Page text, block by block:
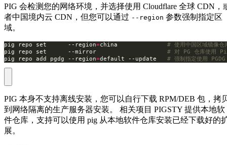
PIG 会检测您的网络环境，并选择使用 Cloudflare 全球 CDN，
者中国境内云 CDN，但您可以通过 --region 参数强制指定区
域。
pig repo set      --region=china # 使用中国区域镜像仓
pig repo set      --mirror # 对 PG 仓库使用
pig repo add pgdg --region=default --update # 强制指定使用
PIG 本身不支持离线安装，您可以自行下载 RPM/DEB 包，拷
到网络隔离的生产服务器安装。 相关项目 PIGSTY 提供本地软
件仓库，支持可以使用 pig 从本地软件仓库安装已经下载好的
展。